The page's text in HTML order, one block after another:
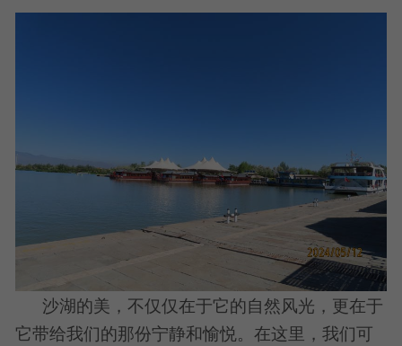
沙湖的美，不仅仅在于它的自然风光，更在于
它带给我们的那份宁静和愉悦。在这里，我们可